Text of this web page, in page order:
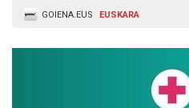
GOIENA.EUS EUSKARA